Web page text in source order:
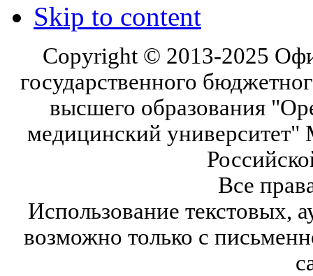
Skip to content
Copyright © 2013-2025
государственного
высшего образования
медицинский университет"
Все
Использование текстовых,
возможно только с